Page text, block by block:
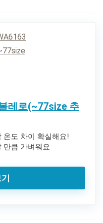
레로(~77size 추
온도 차이 확실해요!
만큼 가벼워요